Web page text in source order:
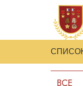
ВСЕ